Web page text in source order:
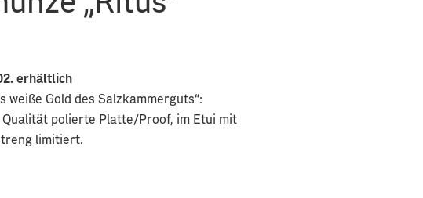
erhältlich
weiße Gold des Salzkammerguts“:
polierte Platte/Proof, im Etui mit
limitiert.